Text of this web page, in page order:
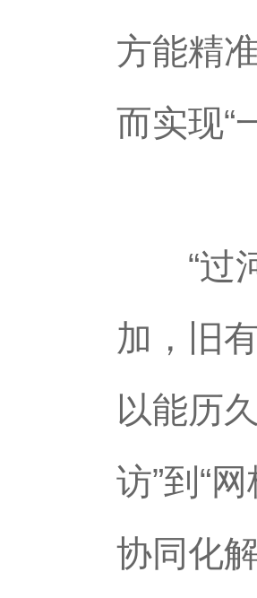
方能精
而实现“
“过河
加，旧
以能历
访”到“
协同化